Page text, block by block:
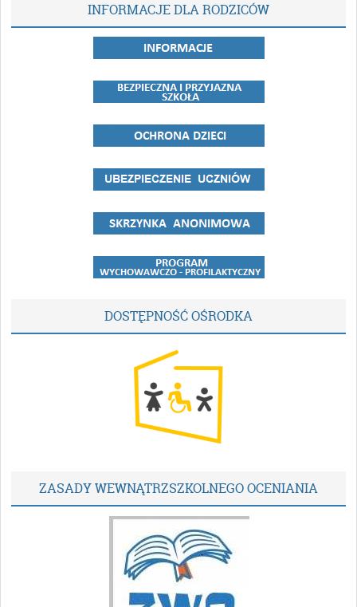
INFORMACJE DLA RODZICÓW
DOSTĘPNOŚĆ OŚRODKA
ZASADY WEWNĄTRZSZKOLNEGO OCENIANIA